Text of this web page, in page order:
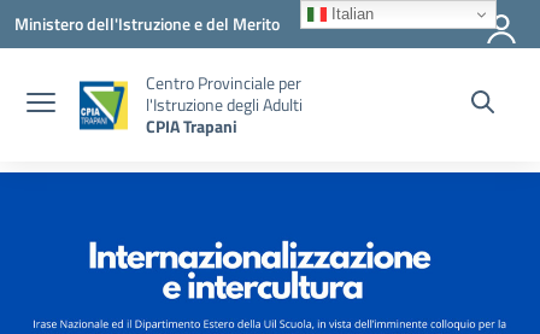
Vai ai contenuti
Vai al menu di navigazione
Vai al footer
Ministero dell'Istruzione e del Merito
Centro Provinciale per
l'Istruzione degli Adulti
CPIA Trapani
Italian